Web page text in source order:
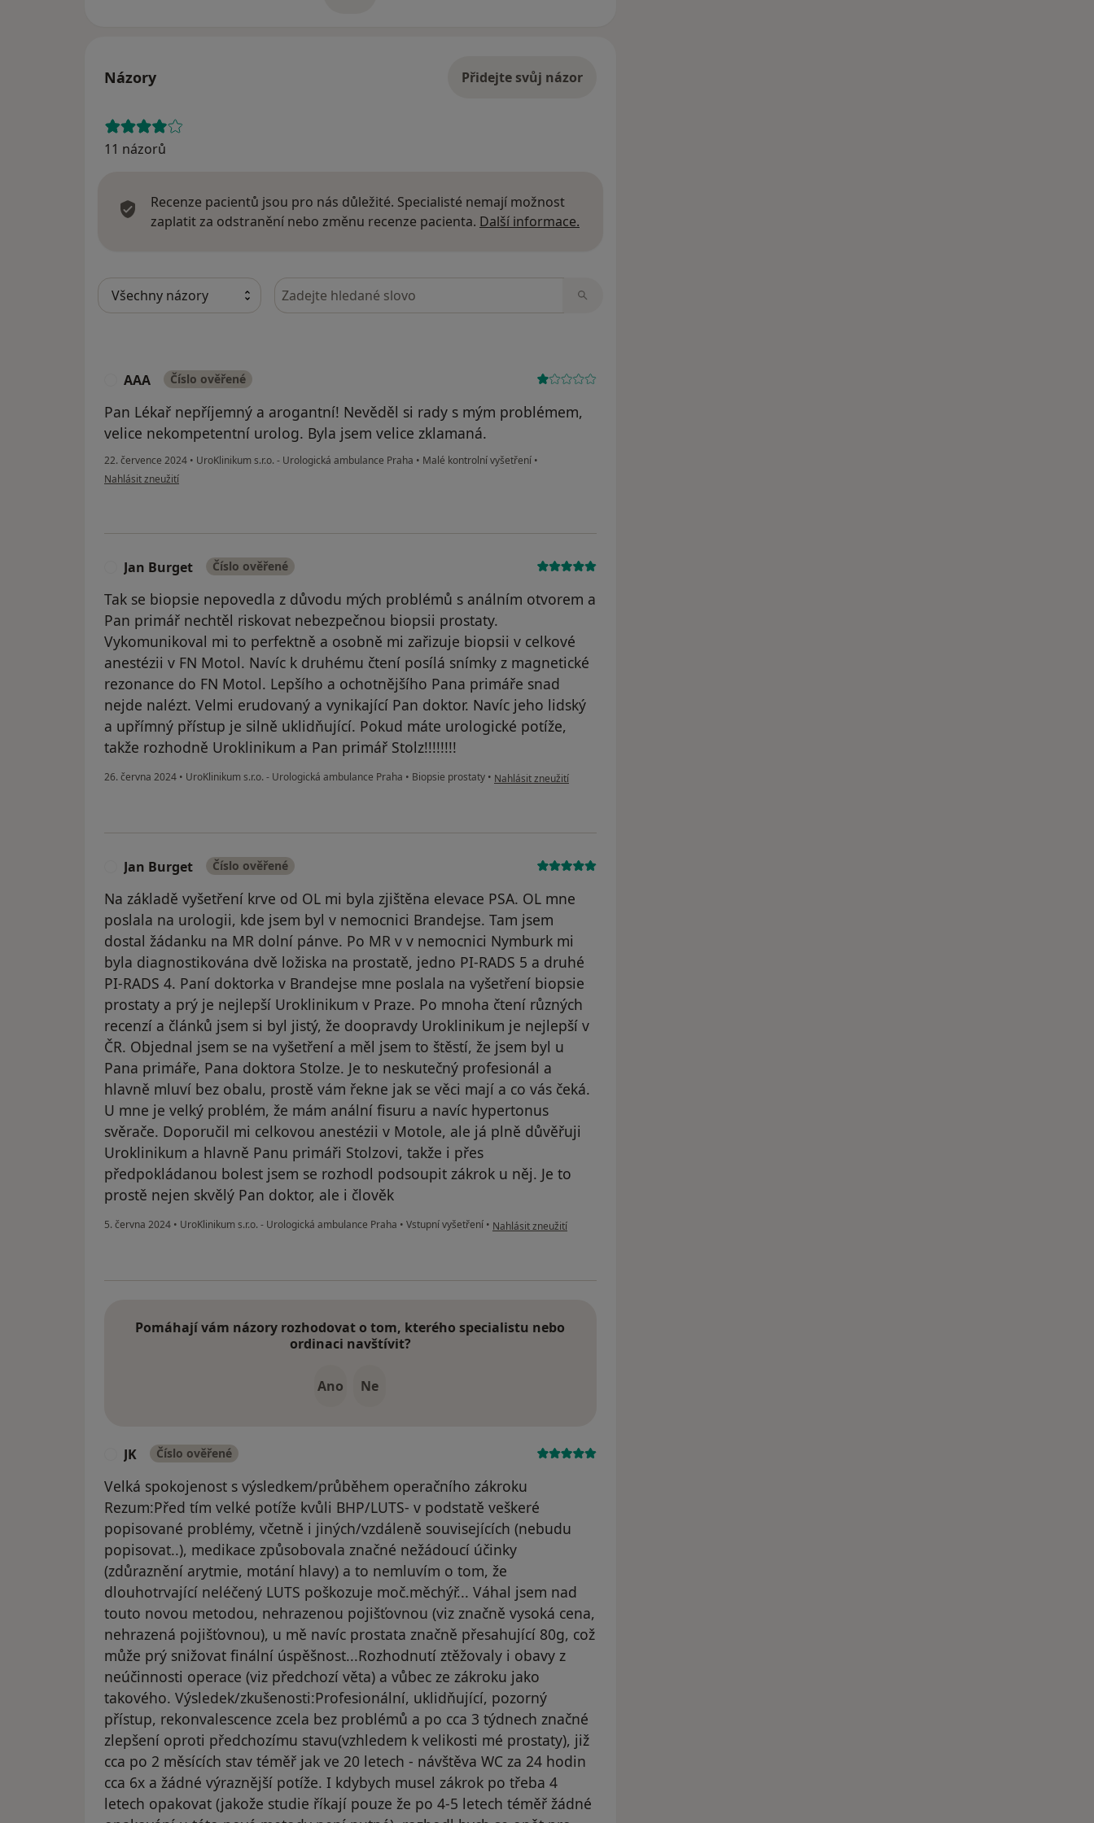
Názory Přidejte svůj názor
11 názorů
Recenze pacientů jsou pro nás důležité. Specialisté nemají možnost
zaplatit za odstranění nebo změnu recenze pacienta. Další informace.
Hledejte v názorech
AAA Číslo ověřené
Pan Lékař nepříjemný a arogantní! Nevěděl si rady s mým problémem,
velice nekompetentní urolog. Byla jsem velice zklamaná.
22. července 2024 • UroKlinikum s.r.o. - Urologická ambulance Praha • Malé kontrolní vyšetření •
podle názoru uživatele AAA
Nahlásit zneužití
Jan Burget Číslo ověřené
Tak se biopsie nepovedla z důvodu mých problémů s análním otvorem a
Pan primář nechtěl riskovat nebezpečnou biopsii prostaty.
Vykomunikoval mi to perfektně a osobně mi zařizuje biopsii v celkové
anestézii v FN Motol. Navíc k druhému čtení posílá snímky z magnetické
rezonance do FN Motol. Lepšího a ochotnějšího Pana primáře snad
nejde nalézt. Velmi erudovaný a vynikající Pan doktor. Navíc jeho lidský
a upřímný přístup je silně uklidňující. Pokud máte urologické potíže,
takže rozhodně Uroklinikum a Pan primář Stolz!!!!!!!!
26. června 2024 • UroKlinikum s.r.o. - Urologická ambulance Praha • Biopsie prostaty • podle názoru uživatele Jan Burget
Nahlásit zneužití
Jan Burget Číslo ověřené
Na základě vyšetření krve od OL mi byla zjištěna elevace PSA. OL mne
poslala na urologii, kde jsem byl v nemocnici Brandejse. Tam jsem
dostal žádanku na MR dolní pánve. Po MR v v nemocnici Nymburk mi
byla diagnostikována dvě ložiska na prostatě, jedno PI-RADS 5 a druhé
PI-RADS 4. Paní doktorka v Brandejse mne poslala na vyšetření biopsie
prostaty a prý je nejlepší Uroklinikum v Praze. Po mnoha čtení různých
recenzí a článků jsem si byl jistý, že doopravdy Uroklinikum je nejlepší v
ČR. Objednal jsem se na vyšetření a měl jsem to štěstí, že jsem byl u
Pana primáře, Pana doktora Stolze. Je to neskutečný profesionál a
hlavně mluví bez obalu, prostě vám řekne jak se věci mají a co vás čeká.
U mne je velký problém, že mám anální fisuru a navíc hypertonus
svěrače. Doporučil mi celkovou anestézii v Motole, ale já plně důvěřuji
Uroklinikum a hlavně Panu primáři Stolzovi, takže i přes
předpokládanou bolest jsem se rozhodl podsoupit zákrok u něj. Je to
prostě nejen skvělý Pan doktor, ale i člověk
5. června 2024 • UroKlinikum s.r.o. - Urologická ambulance Praha • Vstupní vyšetření • podle názoru uživatele Jan Burget
Nahlásit zneužití
Pomáhají vám názory rozhodovat o tom, kterého specialistu nebo
ordinaci navštívit?
Ano Ne
JK Číslo ověřené
Velká spokojenost s výsledkem/průběhem operačního zákroku
Rezum:Před tím velké potíže kvůli BHP/LUTS- v podstatě veškeré
popisované problémy, včetně i jiných/vzdáleně souvisejících (nebudu
popisovat..), medikace způsobovala značné nežádoucí účinky
(zdůraznění arytmie, motání hlavy) a to nemluvím o tom, že
dlouhotrvající neléčený LUTS poškozuje moč.měchýř... Váhal jsem nad
touto novou metodou, nehrazenou pojišťovnou (viz značně vysoká cena,
nehrazená pojišťovnou), u mě navíc prostata značně přesahující 80g, což
může prý snižovat finální úspěšnost...Rozhodnutí ztěžovaly i obavy z
neúčinnosti operace (viz předchozí věta) a vůbec ze zákroku jako
takového. Výsledek/zkušenosti:Profesionální, uklidňující, pozorný
přístup, rekonvalescence zcela bez problémů a po cca 3 týdnech značné
zlepšení oproti předchozímu stavu(vzhledem k velikosti mé prostaty), již
cca po 2 měsících stav téměř jak ve 20 letech - návštěva WC za 24 hodin
cca 6x a žádné výraznější potíže. I kdybych musel zákrok po třeba 4
letech opakovat (jakože studie říkají pouze že po 4-5 letech téměř žádné